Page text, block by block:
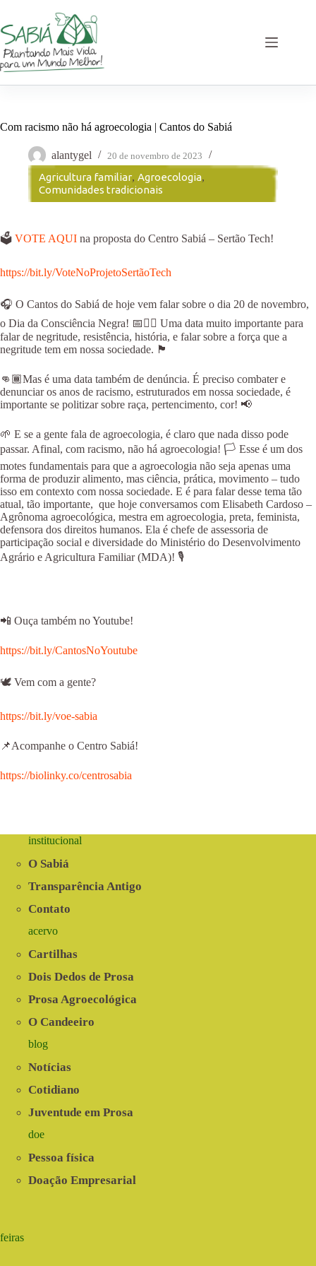
o
conteúdo
Com racismo não há agroecologia | Cantos do Sabiá
alantygel 20 de novembro de 2023
Agricultura familiar, Agroecologia,
Comunidades tradicionais
🗳️ VOTE AQUI na proposta do Centro Sabiá – Sertão Tech!
https://bit.ly/VoteNoProjetoSertãoTech
🎧 O Cantos do Sabiá de hoje vem falar sobre o dia 20 de novembro,
o Dia da Consciência Negra! 📅✊🏿 Uma data muito importante para
falar de negritude, resistência, história, e falar sobre a força que a
negritude tem em nossa sociedade. 🏴
👊🏾Mas é uma data também de denúncia. É preciso combater e
denunciar os anos de racismo, estruturados em nossa sociedade, é
importante se politizar sobre raça, pertencimento, cor! 📢
🌱 E se a gente fala de agroecologia, é claro que nada disso pode
passar. Afinal, com racismo, não há agroecologia! 🏳 Esse é um dos
motes fundamentais para que a agroecologia não seja apenas uma
forma de produzir alimento, mas ciência, prática, movimento – tudo
isso em contexto com nossa sociedade. E é para falar desse tema tão
atual, tão importante, que hoje conversamos com Elisabeth Cardoso –
Agrônoma agroecológica, mestra em agroecologia, preta, feminista,
defensora dos direitos humanos. Ela é chefe de assessoria de
participação social e diversidade do Ministério do Desenvolvimento
Agrário e Agricultura Familiar (MDA)! 🎙
📲 Ouça também no Youtube!
⁠⁠⁠⁠https://bit.ly/CantosNoYoutube⁠⁠⁠⁠
🕊 Vem com a gente?
⁠⁠⁠⁠https://bit.ly/voe-sabia⁠⁠⁠⁠
📌Acompanhe o Centro Sabiá!
⁠⁠⁠⁠https://biolinky.co/centrosabia⁠⁠⁠⁠
institucional
O Sabiá
Transparência Antigo
Contato
acervo
Cartilhas
Dois Dedos de Prosa
Prosa Agroecológica
O Candeeiro
blog
Notícias
Cotidiano
Juventude em Prosa
doe
Pessoa física
Doação Empresarial
feiras